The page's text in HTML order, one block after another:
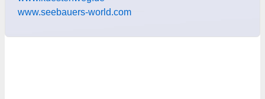
www.seebauers-world.com